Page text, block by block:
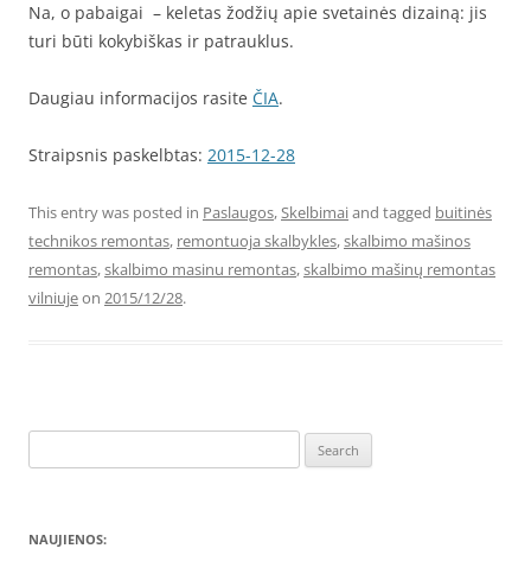
Na, o pabaigai – keletas žodžių apie svetainės dizainą: jis
turi būti kokybiškas ir patrauklus.
Daugiau informacijos rasite ČIA.
Straipsnis paskelbtas: 2015-12-28
This entry was posted in Paslaugos,Skelbimaiand tagged buitinės
technikos remontas, remontuoja skalbykles,skalbimo mašinos
remontas,skalbimo masinu remontas,skalbimo mašinų remontas
vilniujeon 2015/12/28.
for:
NAUJIENOS: